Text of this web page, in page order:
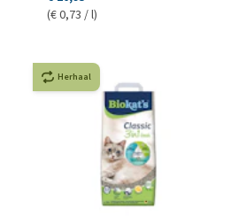
(€ 0,73 / l)
Herhaal